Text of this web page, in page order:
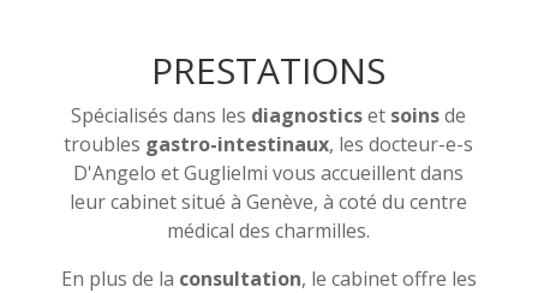
PRESTATIONS
Spécialisés dans les diagnosticset soinsde
troubles gastro-intestinaux, les docteur-e-s
D'Angelo et Guglielmi vous accueillent dans
leur cabinet situé à Genève, à coté du centre
médical des charmilles.
En plus de la consultation, le cabinet offre les